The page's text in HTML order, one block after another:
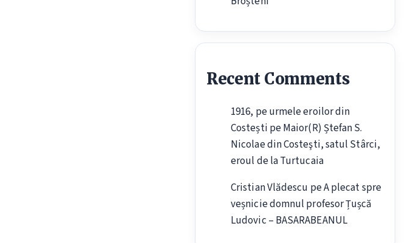
Recent Comments
1916, pe urmele eroilor din
Costești peMaior(R) Ștefan S.
Nicolae din Costeşti, satul Stârci,
eroul de la Turtucaia
Cristian Vlădescu peA plecat spre
veșnicie domnul profesor Țușcă
Ludovic – BASARABEANUL